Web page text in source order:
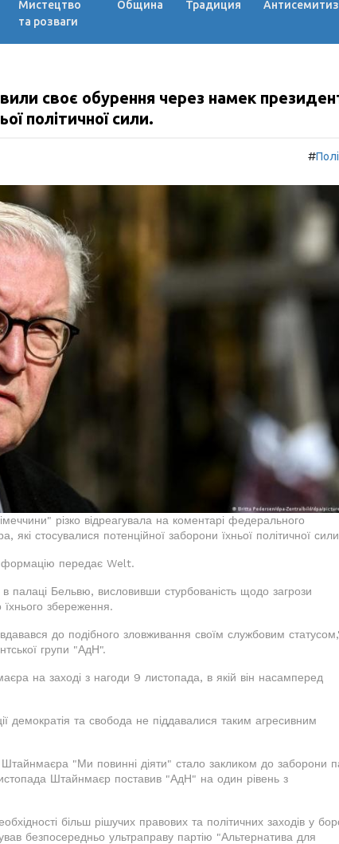
Мистецтво
та розваги
Община Традиция
своє обурення через намек
політичної сили.
#
різко відреагувала на коментарі федерального
стосувалися потенційної заборони їхньої політичної
передає Welt.
Бельвю, висловивши стурбованість щодо загрози
збереження.
до подібного зловживання своїм службовим
групи "АдН".
на заході з нагоди 9 листопада, в якій він насамперед
демократія та свобода не піддавалися таким агресивним
"Ми повинні діяти" стало закликом до заборони
Штайнмаєр поставив "АдН" на один рівень з
більш рішучих правових та політичних заходів у
безпосередньо ультраправу партію "Альтернатива для